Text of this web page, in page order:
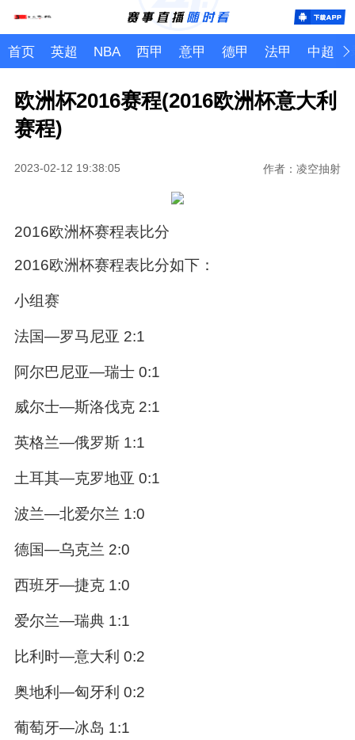
首页 英超 NBA 西甲 意甲 德甲 法甲 中超
欧洲杯2016赛程(2016欧洲杯意大利
赛程)
2023-02-12 19:38:05 作者：凌空抽射
2016欧洲杯赛程表比分
2016欧洲杯赛程表比分如下：
小组赛
法国—罗马尼亚 2:1
阿尔巴尼亚—瑞士 0:1
威尔士—斯洛伐克 2:1
英格兰—俄罗斯 1:1
土耳其—克罗地亚 0:1
波兰—北爱尔兰 1:0
德国—乌克兰 2:0
西班牙—捷克 1:0
爱尔兰—瑞典 1:1
比利时—意大利 0:2
奥地利—匈牙利 0:2
葡萄牙—冰岛 1:1